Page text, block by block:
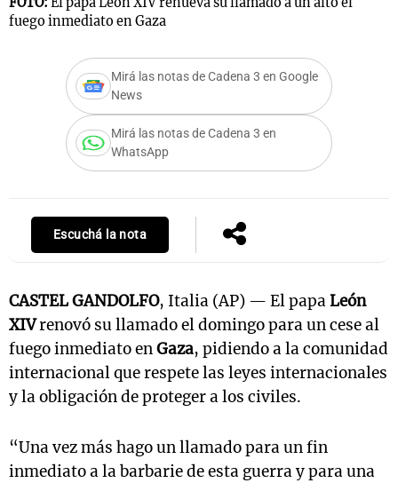
fuego inmediato en Gaza
Mirá las notas de Cadena 3 en Google
News
Mirá las notas de Cadena 3 en
WhatsApp
Escuchá la nota
CASTEL GANDOLFO, Italia (AP) — El papaLeón
XIVrenovó su llamado el domingo para un cese al
fuego inmediato enGaza, pidiendo a la comunidad
internacional que respete las leyes internacionales
y la obligación de proteger a los civiles.
“Una vez más hago un llamado para un fin
inmediato a la barbarie de esta guerra y para una
Mundial 2026